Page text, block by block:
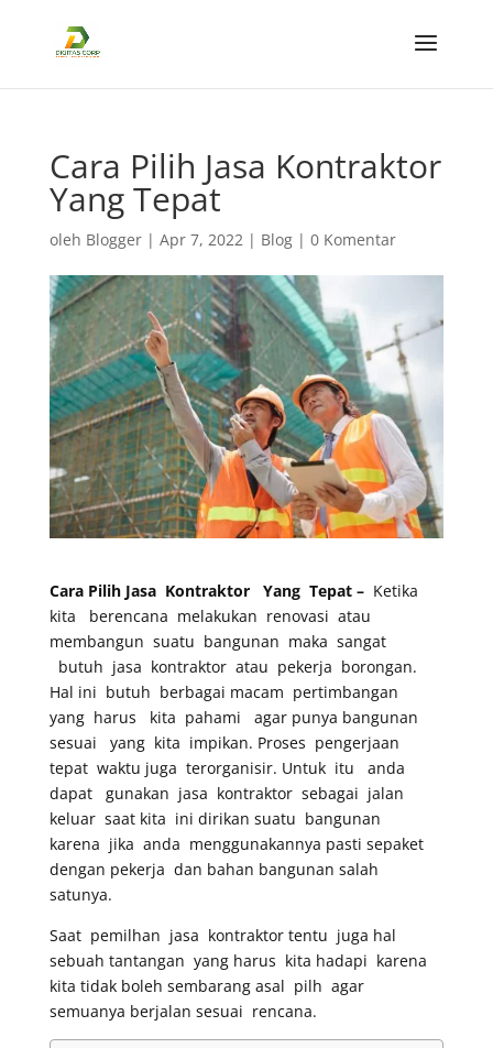
Cara Pilih Jasa Kontraktor
Yang Tepat
oleh Blogger| Apr 7, 2022| Blog| 0 Komentar
Cara Pilih Jasa Kontraktor Yang Tepat – Ketika
kita berencana melakukan renovasi atau
membangun suatu bangunan maka sangat
butuh jasa kontraktor atau pekerja borongan.
Hal ini butuh berbagai macam pertimbangan
yang harus kita pahami agar punya bangunan
sesuai yang kita impikan. Proses pengerjaan
tepat waktu juga terorganisir. Untuk itu anda
dapat gunakan jasa kontraktor sebagai jalan
keluar saat kita ini dirikan suatu bangunan
karena jika anda menggunakannya pasti sepaket
dengan pekerja dan bahan bangunan salah
satunya.
Saat pemilhan jasa kontraktor tentu juga hal
sebuah tantangan yang harus kita hadapi karena
kita tidak boleh sembarang asal pilh agar
semuanya berjalan sesuai rencana.